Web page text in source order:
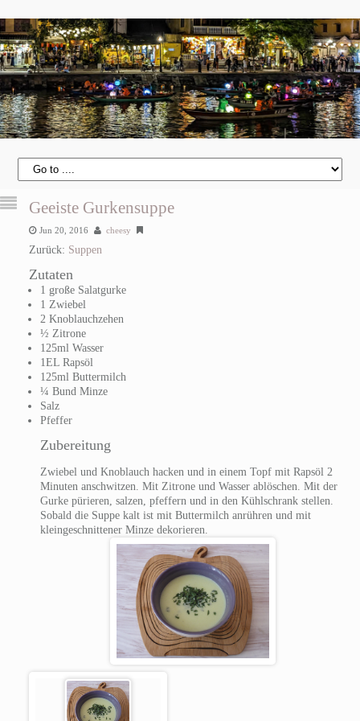
Geeiste Gurkensuppe
Jun 20, 2016 cheesy
Zurück: Suppen
Zutaten
1 große Salatgurke
1 Zwiebel
2 Knoblauchzehen
½ Zitrone
125ml Wasser
1EL Rapsöl
125ml Buttermilch
¼ Bund Minze
Salz
Pfeffer
Zubereitung
Zwiebel und Knoblauch hacken und in einem Topf mit Rapsöl 2
Minuten anschwitzen. Mit Zitrone und Wasser ablöschen. Mit der
Gurke pürieren, salzen, pfeffern und in den Kühlschrank stellen.
Sobald die Suppe kalt ist mit Buttermilch anrühren und mit
kleingeschnittener Minze dekorieren.